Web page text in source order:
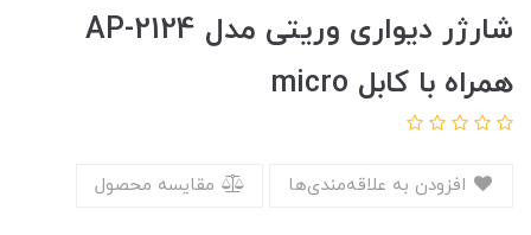
شارژر دیواری وریتی مدل AP-2124
همراه با کابل micro
مقایسه محصول